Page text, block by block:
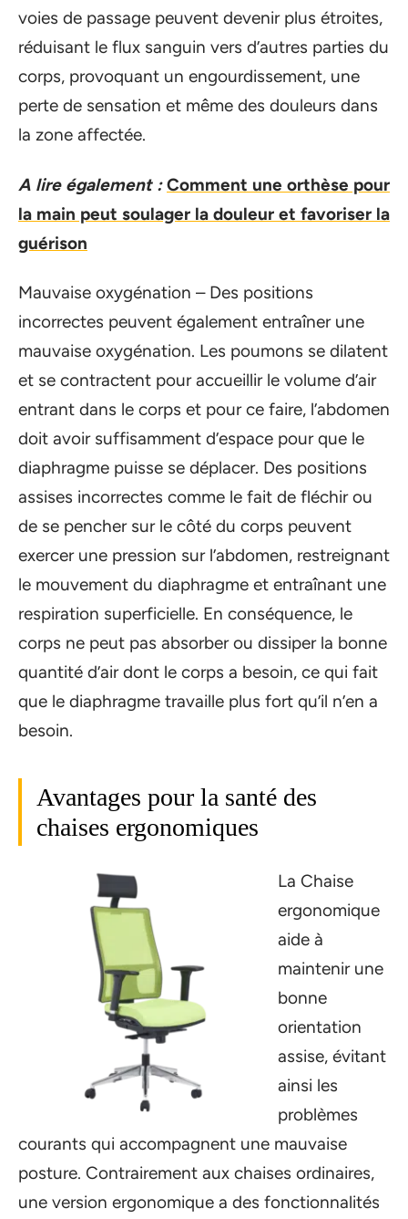
voies de passage peuvent devenir plus étroites,
réduisant le flux sanguin vers d’autres parties du
corps, provoquant un engourdissement, une
perte de sensation et même des douleurs dans
la zone affectée.
A lire également : Comment une orthèse pour
la main peut soulager la douleur et favoriser la
guérison
Mauvaise oxygénation – Des positions
incorrectes peuvent également entraîner une
mauvaise oxygénation. Les poumons se dilatent
et se contractent pour accueillir le volume d’air
entrant dans le corps et pour ce faire, l’abdomen
doit avoir suffisamment d’espace pour que le
diaphragme puisse se déplacer. Des positions
assises incorrectes comme le fait de fléchir ou
de se pencher sur le côté du corps peuvent
exercer une pression sur l’abdomen, restreignant
le mouvement du diaphragme et entraînant une
respiration superficielle. En conséquence, le
corps ne peut pas absorber ou dissiper la bonne
quantité d’air dont le corps a besoin, ce qui fait
que le diaphragme travaille plus fort qu’il n’en a
besoin.
Avantages pour la santé des
chaises ergonomiques
La Chaise
ergonomique
aide à
maintenir une
bonne
orientation
assise, évitant
ainsi les
problèmes
courants qui accompagnent une mauvaise
posture. Contrairement aux chaises ordinaires,
une version ergonomique a des fonctionnalités